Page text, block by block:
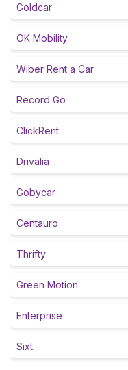
Goldcar
OK Mobility
Wiber Rent a Car
Record Go
ClickRent
Drivalia
Gobycar
Centauro
Thrifty
Green Motion
Enterprise
Sixt